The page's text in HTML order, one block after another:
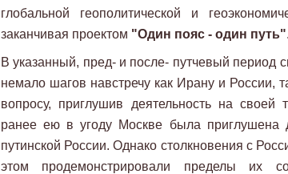
глобальной геополитической и
заканчивая проектом "Один пояс - один путь".
В указанный, пред- и после- путчевый период
немало шагов навстречу как Ирану и России,
вопросу, приглушив деятельность на своей
ранее ею в угоду Москве была приглушена
путинской России. Однако столкновения с
этом продемонстрировали пределы их